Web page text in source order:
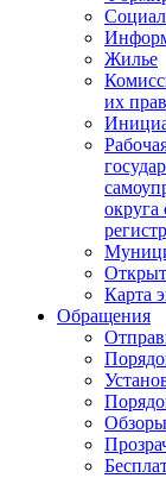
Жилье
их прав
округа
Карта
Обращения